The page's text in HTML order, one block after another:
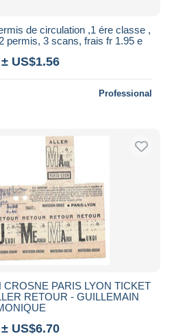
Submit
de circulation ,1 ére classe ,
permis, 3 scans, frais fr 1.95 e
± US$1.56
Professional
PARIS LYON TICKET
RETOUR - GUILLEMAIN
± US$6.70